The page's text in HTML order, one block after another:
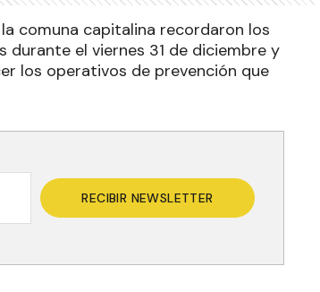
comuna capitalina recordaron los
el viernes 31 de diciembre y
los operativos de prevención que
RECIBIR NEWSLETTER